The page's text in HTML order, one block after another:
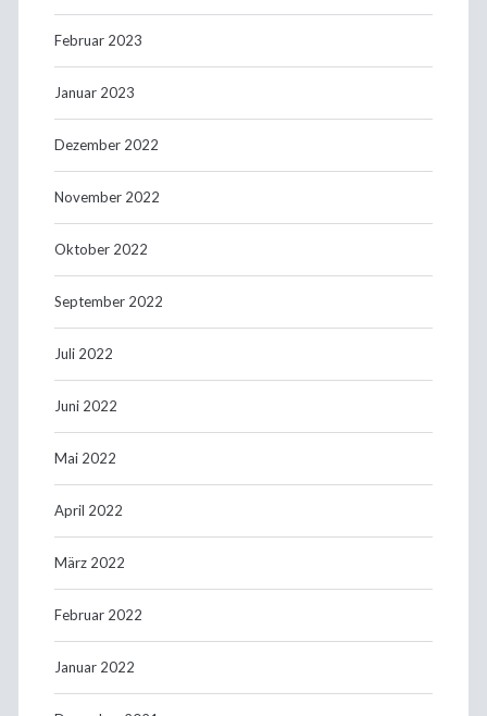
Februar 2023
Januar 2023
Dezember 2022
November 2022
Oktober 2022
September 2022
Juli 2022
Juni 2022
Mai 2022
April 2022
März 2022
Februar 2022
Januar 2022